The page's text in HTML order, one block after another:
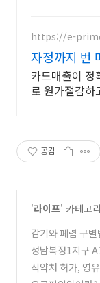
달 및 렌탈 전
https://e-
자정까지 번
한번에 해결
카드매출이 정
로 원가절감하
공감
'라이프' 카테고
감기와 폐렴 구
료방법, 예방법(
성남복정1지구
망타운, 주상복
카이움 분양일정,
식약처 허가, 영